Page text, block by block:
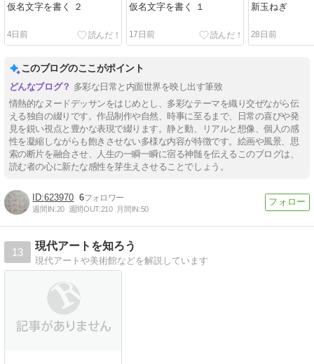
仮名文字を書く ２
4日前
仮名文字を書く １
17日前
新玉ねぎ
28日前
このブログのここがポイント
多彩な日常と内面世界を映し出す筆致
情熱的なヌードデッサンをはじめとし、多彩なテーマを織り交ぜながら伝
える独自の綴りです。作品制作や自然、時事に至るまで、日常の喜びや発
見を鋭い視点と豊かな表現で綴ります。静と動、リアルと想像、個人の感
性を凝縮しながらも飽きさせない多様な内容が特徴です。絵画や風景、思
索の断片を融合させ、人生の一瞬一瞬に宿る神髄を伝えるこのブログは、
読む者の心に新たな感性を芽生えさせることでしょう。
623970 6
週間IN:20 週間OUT:210 月間IN:50
13
現代アートを知ろう
現代アートや美術館などを解説しています